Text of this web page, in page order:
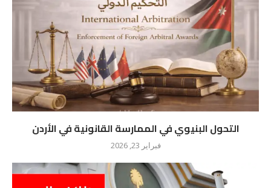
التحول البنيوي في الممارسة القانونية في الأردن
فبراير 23, 2026